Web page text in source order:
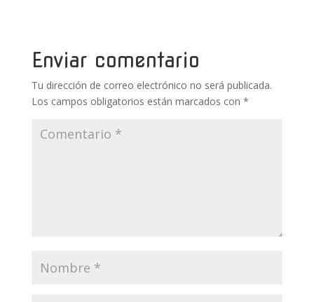
k
Enviar comentario
Tu dirección de correo electrónico no será publicada.
Los campos obligatorios están marcados con *